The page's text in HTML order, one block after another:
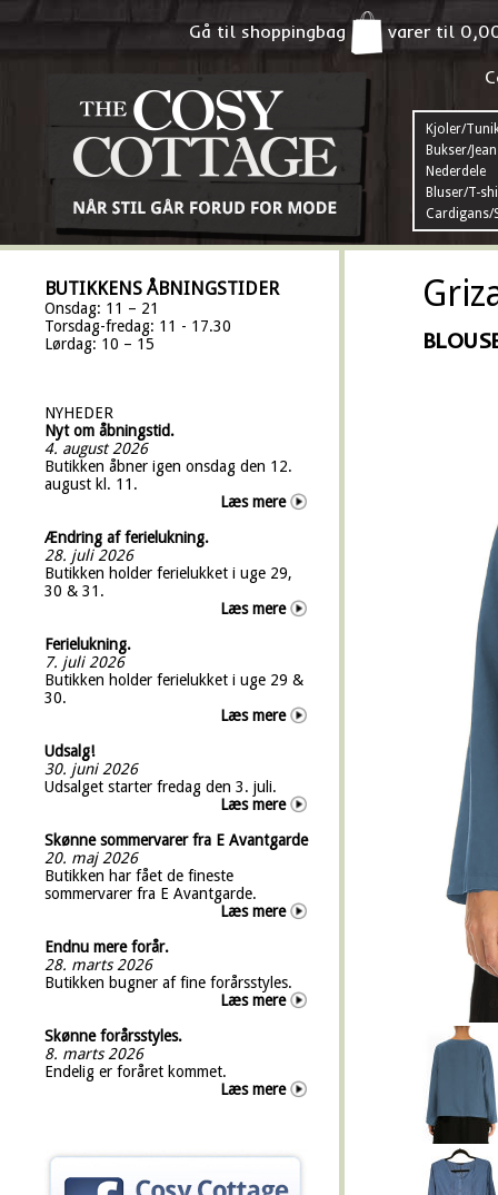
Gå til shoppingbag varer til
Kjoler/
Bukser/
Nederdele
Bluser/T-
Cardigans/
BUTIKKENS ÅBNINGSTIDER
Onsdag: 11 – 21
Torsdag-fredag: 11 - 17.30
Lørdag: 10 – 15
NYHEDER
Nyt om åbningstid.
4. august 2026
Butikken åbner igen onsdag den 12.
august kl. 11.
Læs mere
Ændring af ferielukning.
28. juli 2026
Butikken holder ferielukket i uge 29,
30 & 31.
Læs mere
Ferielukning.
7. juli 2026
Butikken holder ferielukket i uge 29 &
30.
Læs mere
Udsalg!
30. juni 2026
Udsalget starter fredag den 3. juli.
Læs mere
Skønne sommervarer fra E Avantgarde
20. maj 2026
Butikken har fået de fineste
sommervarer fra E Avantgarde.
Læs mere
Endnu mere forår.
28. marts 2026
Butikken bugner af fine forårsstyles.
Læs mere
Skønne forårsstyles.
8. marts 2026
Endelig er foråret kommet.
Læs mere